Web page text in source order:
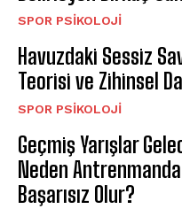
SPOR PSIKOLOJI
Havuzdaki Sessiz
Teorisi ve Zihinsel
SPOR PSIKOLOJI
Geçmiş Yarışlar
Neden Antrenmanda
Başarısız Olur?